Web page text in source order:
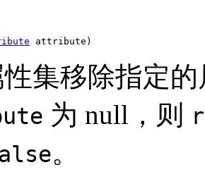
attribute)
性集移除指定
为 null，则
。